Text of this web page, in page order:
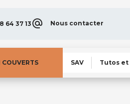
64 37 13 Nous contacter
COUVERTS SAV Tutos